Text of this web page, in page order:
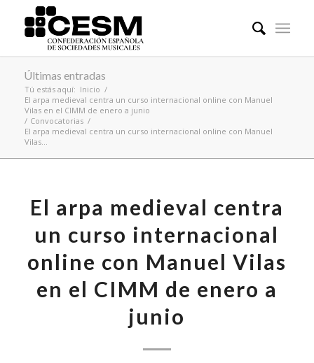
Últimas entradas
Tú estás aquí: Inicio /
El arpa medieval centra un curso internacional online con Manuel
Vilas en el CIMM de enero a junio
/ Convocatorias /
El arpa medieval centra un curso internacional online con Manuel
Vilas...
El arpa medieval centra
un curso internacional
online con Manuel Vilas
en el CIMM de enero a
junio